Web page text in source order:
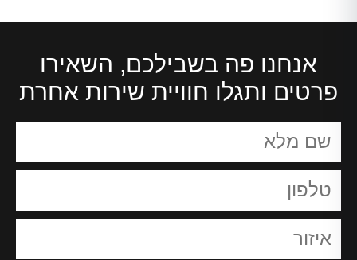
אנחנו פה בשבילכם, השאירו
פרטים ותגלו חוויית שירות אחרת